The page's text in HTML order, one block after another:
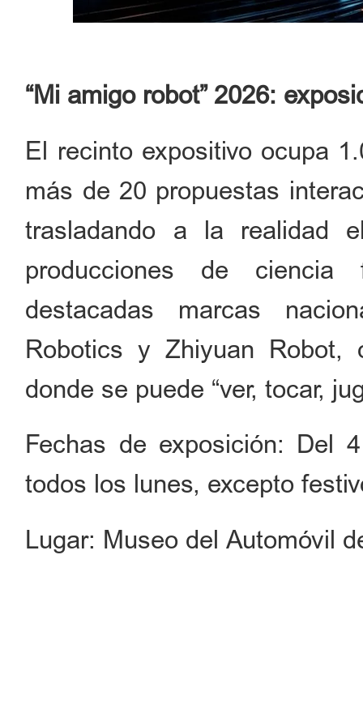
“Mi amigo robot” 2026:
El recinto expositivo ocupa
más de 20 propuestas
trasladando a la realidad
producciones de
destacadas marcas
Robotics y Zhiyuan Robot,
donde se puede “ver, tocar,
Fechas de exposición: Del
todos los lunes, excepto
Lugar: Museo del Automóvil